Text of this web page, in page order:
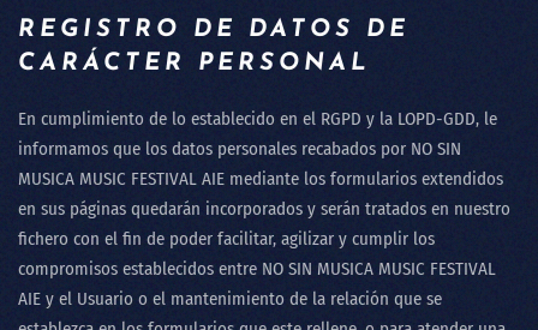
REGISTRO DE DATOS DE
CARÁCTER PERSONAL
En cumplimiento de lo establecido en el RGPD y la LOPD-GDD, le
informamos que los datos personales recabados por NO SIN
MUSICA MUSIC FESTIVAL AIE mediante los formularios extendidos
en sus páginas quedarán incorporados y serán tratados en nuestro
fichero con el fin de poder facilitar, agilizar y cumplir los
compromisos establecidos entre NO SIN MUSICA MUSIC FESTIVAL
AIE y el Usuario o el mantenimiento de la relación que se